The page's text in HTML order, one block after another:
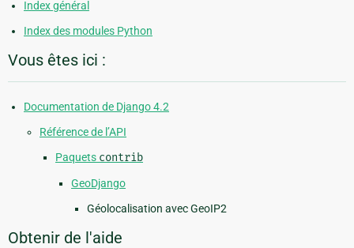
Index général
Index des modules Python
Vous êtes ici :
Documentation de Django 4.2
Référence de l’API
Paquets contrib
GeoDjango
Géolocalisation avec GeoIP2
Obtenir de l'aide